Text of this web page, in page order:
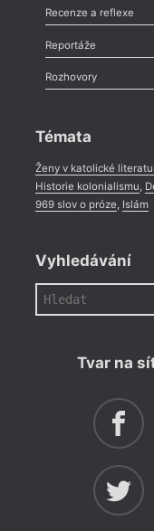
Esej , Pádlo,Úvaha
Recenze a reflexe
Recenze
Méně slov o próze
Reportáže
Literární zítřky
Celá rubrika
Rozhovory
Témata
Ženy v katolické
Historie kolonialismu,
969 slov o próze, Islám
Vyhledávání
Tvar na